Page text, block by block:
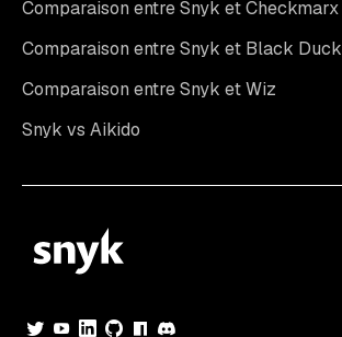
Comparaison entre Snyk et Checkmarx
Comparaison entre Snyk et Black Duck
Comparaison entre Snyk et Wiz
Snyk vs Aikido